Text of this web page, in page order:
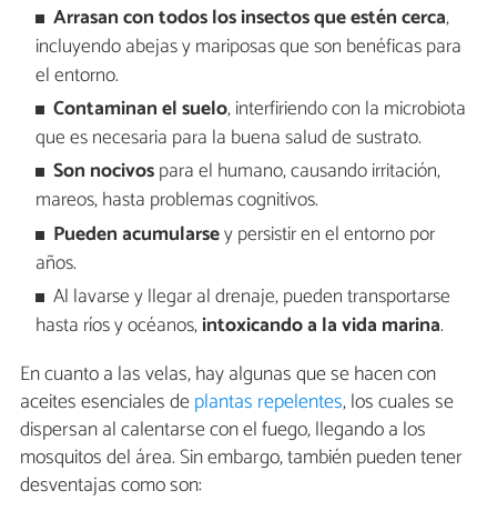
Arrasan con todos los insectos que estén cerca,
incluyendo abejas y mariposas que son benéficas para
el entorno.
Contaminan el suelo, interfiriendo con la microbiota
que es necesaria para la buena salud de sustrato.
Son nocivospara el humano, causando irritación,
mareos, hasta problemas cognitivos.
Pueden acumularsey persistir en el entorno por
años.
Al lavarse y llegar al drenaje, pueden transportarse
hasta ríos y océanos,intoxicando a la vida marina.
En cuanto a las velas, hay algunas que se hacen con
aceites esenciales deplantas repelentes, los cuales se
dispersan al calentarse con el fuego, llegando a los
mosquitos del área. Sin embargo, también pueden tener
desventajas como son: